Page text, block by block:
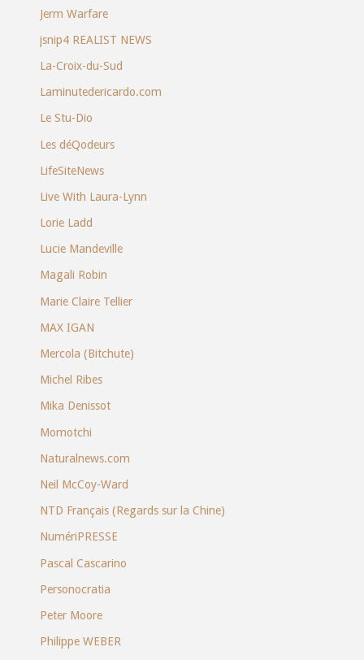
Jerm Warfare
jsnip4 REALIST NEWS
La-Croix-du-Sud
Laminutedericardo.com
Le Stu-Dio
Les déQodeurs
LifeSiteNews
Live With Laura-Lynn
Lorie Ladd
Lucie Mandeville
Magali Robin
Marie Claire Tellier
MAX IGAN
Mercola (Bitchute)
Michel Ribes
Mika Denissot
Momotchi
Naturalnews.com
Neil McCoy-Ward
NTD Français (Regards sur la Chine)
NumériPRESSE
Pascal Cascarino
Personocratia
Peter Moore
Philippe WEBER